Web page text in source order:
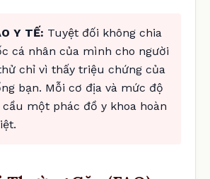
Y TẾ: Tuyệt đối không chia
cá nhân của mình cho người
chỉ vì thấy triệu chứng của
bạn. Mỗi cơ địa và mức độ
một phác đồ y khoa hoàn